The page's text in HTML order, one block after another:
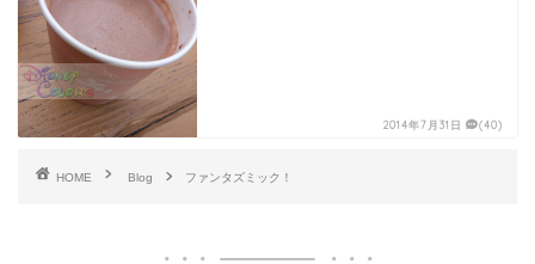
2014年7月31日 (40)
HOME Blog ファンタズミック！